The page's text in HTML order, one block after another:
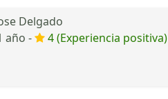
Delgado
año -
4 (Experiencia positiva)